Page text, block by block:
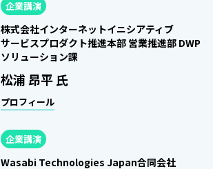
企業講演
株式会社インターネットイニシアティブ
サービスプロダクト推進本部 営業推進部 DWP
ソリューション課
松浦 昂平 氏
プロフィール
企業講演
Wasabi Technologies Japan合同会社